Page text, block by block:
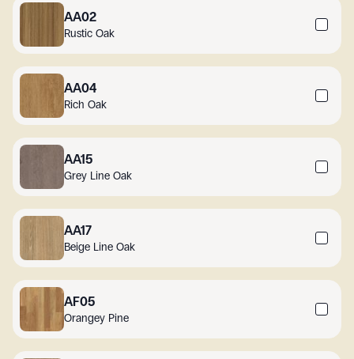
AA02
Rustic Oak
AA04
Rich Oak
AA15
Grey Line Oak
AA17
Beige Line Oak
AF05
Orangey Pine